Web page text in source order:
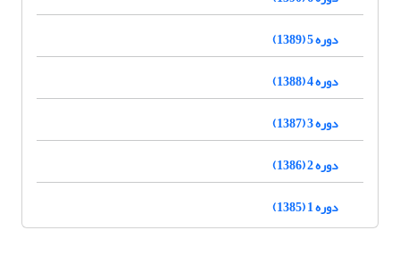
دوره 5 (1389)
دوره 4 (1388)
دوره 3 (1387)
دوره 2 (1386)
دوره 1 (1385)